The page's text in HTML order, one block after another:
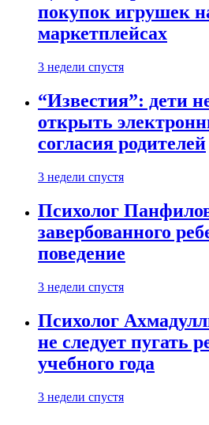
покупок игрушек
маркетплейсах
3 недели спустя
“Известия”: дети
открыть
согласия родителей
3 недели спустя
Психолог
завербованного
поведение
3 недели спустя
Психолог
не следует пугать
учебного года
3 недели спустя